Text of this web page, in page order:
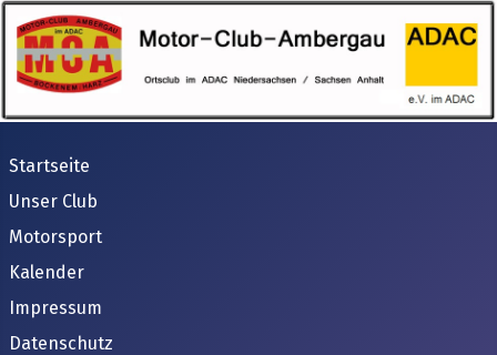
Startseite
Unser Club
Motorsport
Kalender
Impressum
Datenschutz